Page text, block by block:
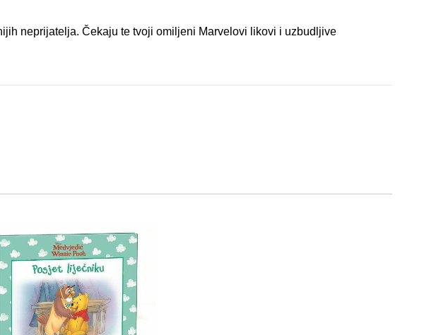
neprijatelja. Čekaju te tvoji omiljeni Marvelovi likovi i uzbudljive